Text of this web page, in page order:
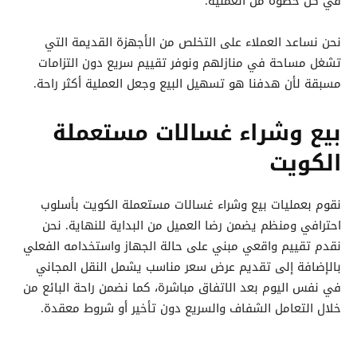
نحن نساعد العملاء على التخلص من الأجهزة القديمة التي
تشغل مساحة في منازلهم ونوفر تقييم سريع دون التزامات
مسبقة لأن هدفنا هو تسهيل البيع وجعل العملية أكثر راحة.
بيع وشراء غسالات مستعملة
الكويت
نقوم بعمليات بيع وشراء غسالات مستعملة الكويت بأسلوب
احترافي ومنظم يضمن رضا العميل من البداية للنهاية. نحن
نقدم تقييم واقعي مبني على حالة الجهاز واستخدامه الفعلي
بالإضافة إلى تقديم عرض سعر مناسب يشمل النقل المجاني
في نفس اليوم بعد الاتفاق مباشرة، كما نضمن راحة البائع من
خلال التعامل الشفاف والسريع دون تأخير أو شروط معقدة.